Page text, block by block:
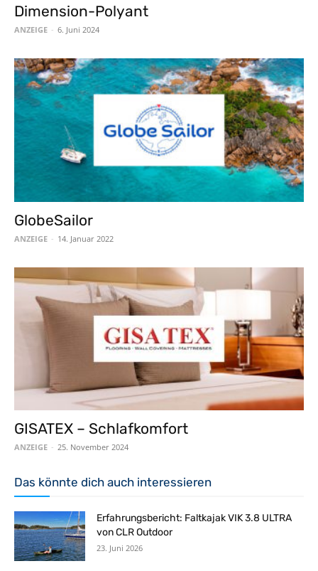
Dimension-Polyant
ANZEIGE - 6. Juni 2024
GlobeSailor
ANZEIGE - 14. Januar 2022
GISATEX – Schlafkomfort
ANZEIGE - 25. November 2024
Das könnte dich auch interessieren
Erfahrungsbericht: Faltkajak VIK 3.8 ULTRA
von CLR Outdoor
23. Juni 2026